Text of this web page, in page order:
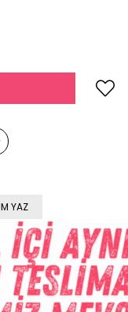
YAZ